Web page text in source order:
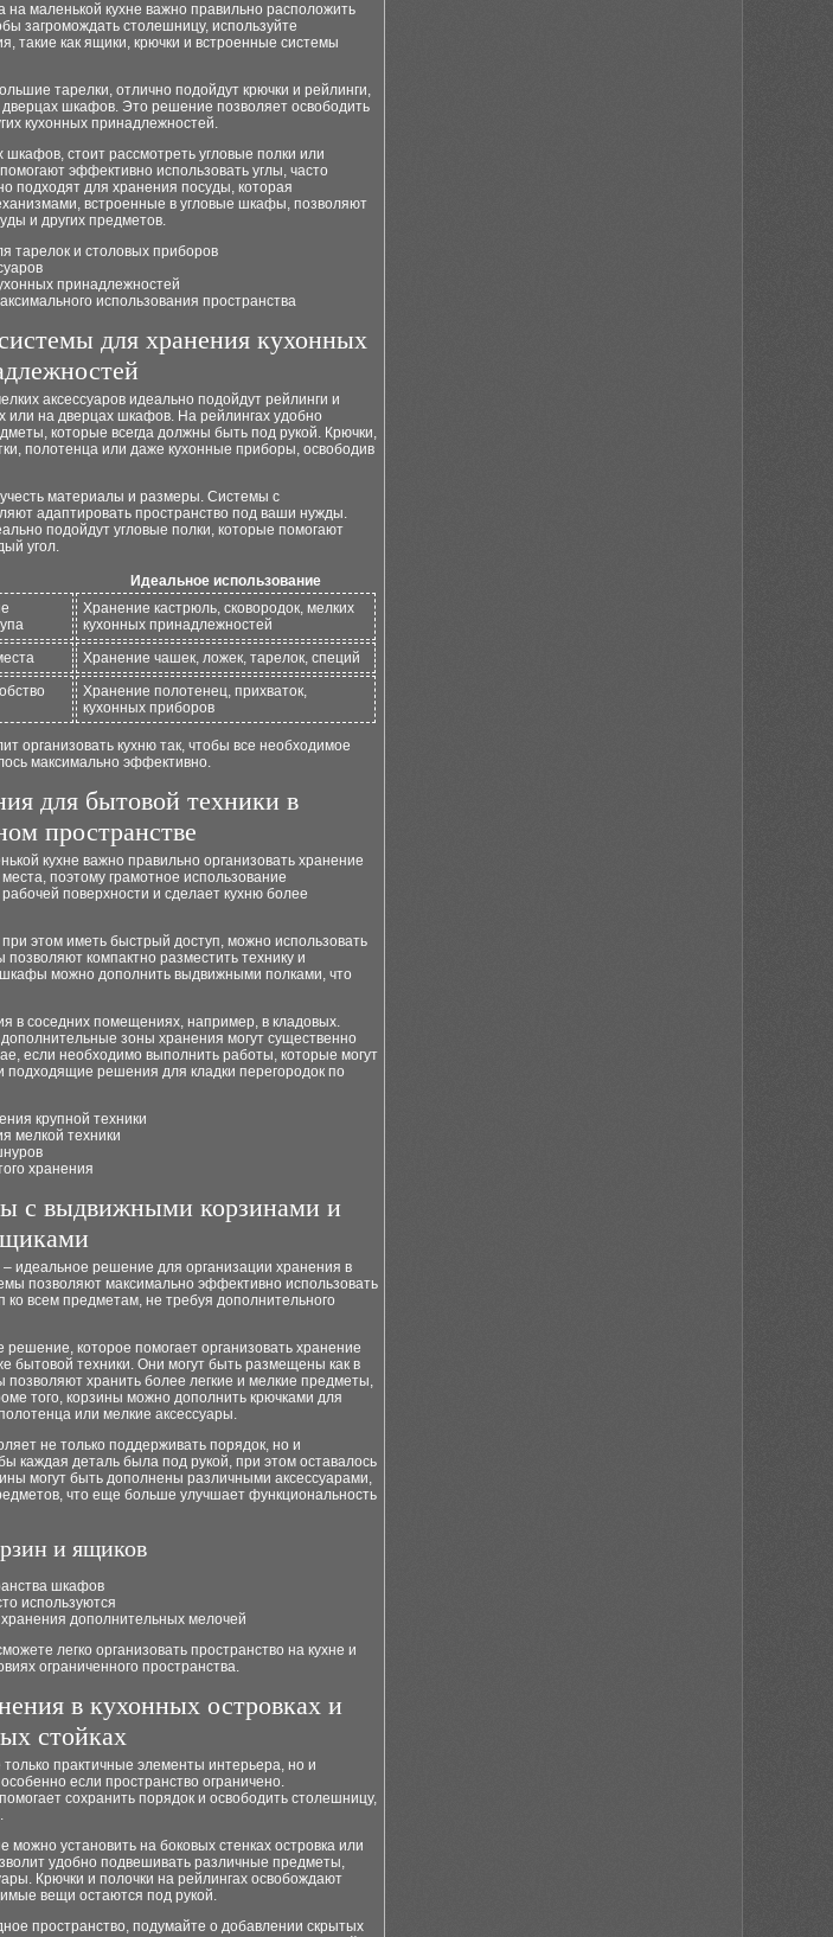
маленькой кухне важно правильно расположить
загромождать столешницу, используйте
такие как ящики, крючки и встроенные системы
тарелки, отлично подойдут крючки и рейлинги,
шкафов. Это решение позволяет освободить
кухонных принадлежностей.
стоит рассмотреть угловые полки или
эффективно использовать углы, часто
подходят для хранения посуды, которая
встроенные в угловые шкафы, позволяют
и других предметов.
тарелок и столовых приборов
принадлежностей
использования пространства
для хранения кухонных
аксессуаров идеально подойдут рейлинги и
или на дверцах шкафов. На рейлингах удобно
которые всегда должны быть под рукой. Крючки,
полотенца или даже кухонные приборы, освободив
материалы и размеры. Системы с
адаптировать пространство под ваши нужды.
подойдут угловые полки, которые помогают
угол.
Идеальное использование
Хранение кастрюль, сковородок, мелких
кухонных принадлежностей
Хранение чашек, ложек, тарелок, специй
Хранение полотенец, прихваток,
кухонных приборов
организовать кухню так, чтобы все необходимое
максимально эффективно.
для бытовой техники в
пространстве
кухне важно правильно организовать хранение
поэтому грамотное использование
поверхности и сделает кухню более
при этом иметь быстрый доступ, можно использовать
компактно разместить технику и
можно дополнить выдвижными полками, что
в соседних помещениях, например, в кладовых.
дополнительные зоны хранения могут существенно
если необходимо выполнить работы, которые могут
решения для кладки перегородок по
крупной техники
мелкой техники
хранения
с выдвижными корзинами и
решение для организации хранения в
позволяют максимально эффективно использовать
ко всем предметам, не требуя дополнительного
которое помогает организовать хранение
бытовой техники. Они могут быть размещены как в
хранить более легкие и мелкие предметы,
того, корзины можно дополнить крючками для
или мелкие аксессуары.
не только поддерживать порядок, но и
каждая деталь была под рукой, при этом оставалось
могут быть дополнены различными аксессуарами,
что еще больше улучшает функциональность
и ящиков
шкафов
используются
дополнительных мелочей
легко организовать пространство на кухне и
ограниченного пространства.
в кухонных островках и
стойках
практичные элементы интерьера, но и
если пространство ограничено.
сохранить порядок и освободить столешницу,
можно установить на боковых стенках островка или
удобно подвешивать различные предметы,
Крючки и полочки на рейлингах освобождают
вещи остаются под рукой.
пространство, подумайте о добавлении скрытых